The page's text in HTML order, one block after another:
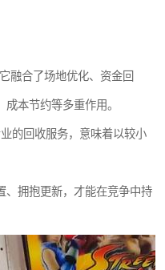
融合了场地优化、资金回
本节约等多重作用。
的回收服务，意味着以较小
、拥抱更新，才能在竞争中持